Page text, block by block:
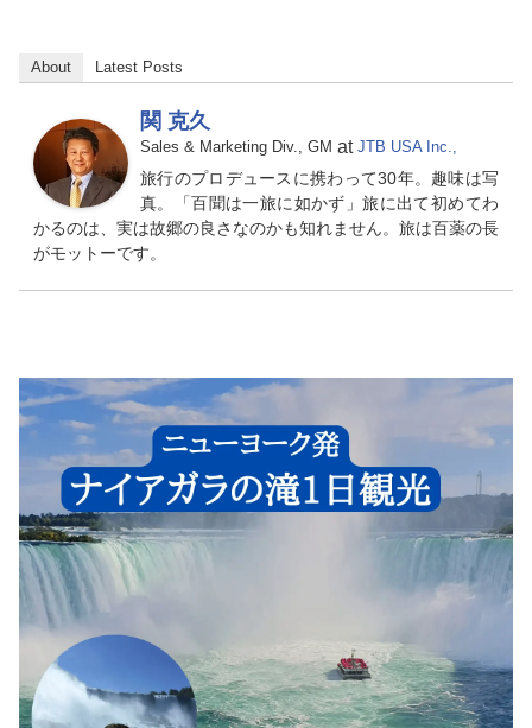
About Latest Posts
関 克久
Sales & Marketing Div., GM at JTB USA Inc.,
旅行のプロデュースに携わって30年。趣味は写
真。「百聞は一旅に如かず」旅に出て初めてわ
かるのは、実は故郷の良さなのかも知れません。旅は百薬の長
がモットーです。